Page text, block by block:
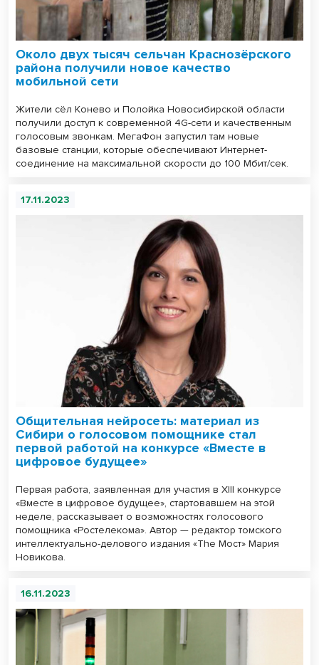
Около двух тысяч сельчан Краснозёрского
района получили новое качество
мобильной сети
Жители сёл Конево и Полойка Новосибирской области
получили доступ к современной 4G-сети и качественным
голосовым звонкам. МегаФон запустил там новые
базовые станции, которые обеспечивают Интернет-
соединение на максимальной скорости до 100 Мбит/сек.
17.11.2023
Общительная нейросеть: материал из
Сибири о голосовом помощнике стал
первой работой на конкурсе «Вместе в
цифровое будущее»
Первая работа, заявленная для участия в XIII конкурсе
«Вместе в цифровое будущее», стартовавшем на этой
неделе, рассказывает о возможностях голосового
помощника «Ростелекома». Автор — редактор томского
интеллектуально-делового издания «The Мост» Мария
Новикова.
16.11.2023